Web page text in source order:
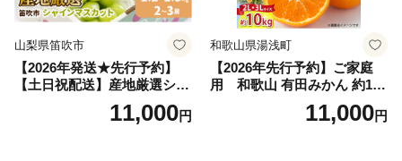
山梨県笛吹市
【2026年発送★先行予約】
【土日祝配送】産地厳選シャ
インマスカット1.2kg～1.3kg
（2房～3房）※沖縄・離島配
11,000円
和歌山県湯浅町
【2026年先行予約】ご家庭
用 和歌山 有田みかん 約10k
g (2L、3Lサイズ)【湯浅町】
11,000円